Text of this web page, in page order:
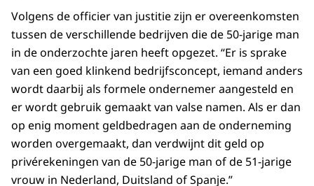
Volgens de officier van justitie zijn er overeenkomsten
tussen de verschillende bedrijven die de 50-jarige man
in de onderzochte jaren heeft opgezet. “Er is sprake
van een goed klinkend bedrijfsconcept, iemand anders
wordt daarbij als formele ondernemer aangesteld en
er wordt gebruik gemaakt van valse namen. Als er dan
op enig moment geldbedragen aan de onderneming
worden overgemaakt, dan verdwijnt dit geld op
privérekeningen van de 50-jarige man of de 51-jarige
vrouw in Nederland, Duitsland of Spanje.”